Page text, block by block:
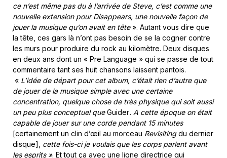
ce n’est même pas du à l’arrivée de Steve, c’est comme une
nouvelle extension pour Disappears, une nouvelle façon de
jouer la musique qu’on avait en tête». Autant vous dire que
la tête, ces gars là n’ont pas besoin de se la cogner contre
les murs pour produire du rock au kilomètre. Deux disques
en deux ans dont un « Pre Language » qui se passe de tout
commentaire tant ses huit chansons laissent pantois.
« L’idée de départ pour cet album, c’était rien d’autre que
de jouer de la musique simple avec une certaine
concentration, quelque chose de très physique qui soit aussi
un peu plus conceptuel queGuider. A cette époque on était
capable de jouer sur une corde pendant 15 minutes
[certainement un clin d’œil au morceau Revisitingdu dernier
disque],
cette fois-ci je voulais que les corps parlent avant
les esprits ». Et tout ça avec une ligne directrice qui